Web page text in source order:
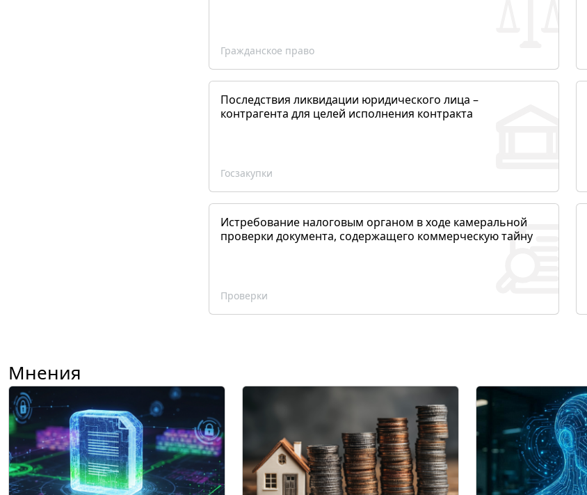
Гражданское право
Последствия ликвидации юридического лица –
контрагента для целей исполнения контракта
Госзакупки
Истребование налоговым органом в ходе камеральной
проверки документа, содержащего коммерческую тайну
Проверки
Мнения